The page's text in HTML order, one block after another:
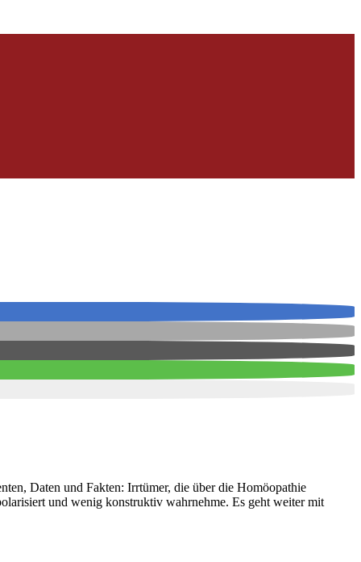
Daten und Fakten: Irrtümer, die über die Homöopathie
und wenig konstruktiv wahrnehme. Es geht weiter mit